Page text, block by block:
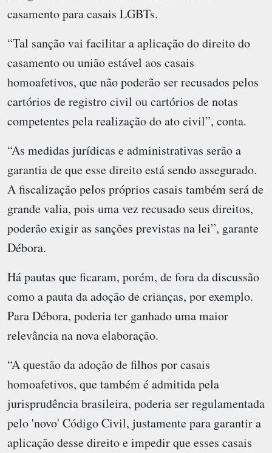
casamento para casais LGBTs.
“Tal sanção vai facilitar a aplicação do direito do
casamento ou união estável aos casais
homoafetivos, que não poderão ser recusados pelos
cartórios de registro civil ou cartórios de notas
competentes pela realização do ato civil”, conta.
“As medidas jurídicas e administrativas serão a
garantia de que esse direito está sendo assegurado.
A fiscalização pelos próprios casais também será de
grande valia, pois uma vez recusado seus direitos,
poderão exigir as sanções previstas na lei”, garante
Débora.
Há pautas que ficaram, porém, de fora da discussão
como a pauta da adoção de crianças, por exemplo.
Para Débora, poderia ter ganhado uma maior
relevância na nova elaboração.
“A questão da adoção de filhos por casais
homoafetivos, que também é admitida pela
jurisprudência brasileira, poderia ser regulamentada
pelo 'novo' Código Civil, justamente para garantir a
aplicação desse direito e impedir que esses casais